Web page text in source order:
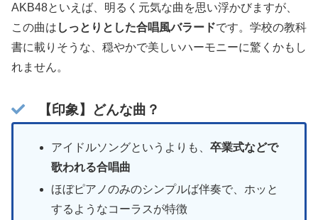
AKB48といえば、明るく元気な曲を思い浮かびますが、
この曲は しっとりとした合唱風バラードです。学校の教科
書に載りそうな、穏やかで美しいハーモニーに驚くかもし
れません。
【印象】どんな曲？
アイドルソングというよりも、卒業式などで
歌われる合唱曲
ほぼピアノのみのシンプルば伴奏で、ホッと
するようなコーラスが特徴